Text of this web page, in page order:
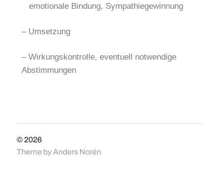
emotionale Bindung, Sympathiegewinnung
– Umsetzung
– Wirkungskontrolle, eventuell notwendige
Abstimmungen
© 2026
Theme byAnders Norén